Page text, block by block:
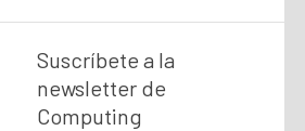
Suscríbete a la
newsletter de
Computing